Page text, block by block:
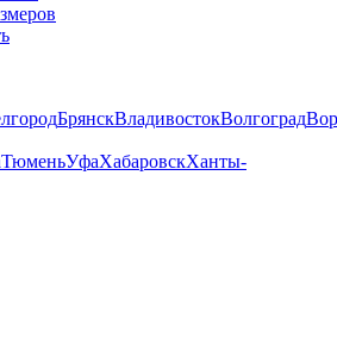
БрянскВладивостокВолгоград
ТюменьУфаХабаровскХанты-